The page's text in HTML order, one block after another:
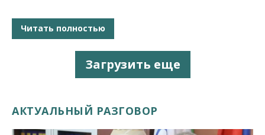
Читать полностью
Загрузить еще
АКТУАЛЬНЫЙ РАЗГОВОР